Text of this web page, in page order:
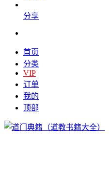
分享
首页
分类
VIP
订单
我的
顶部